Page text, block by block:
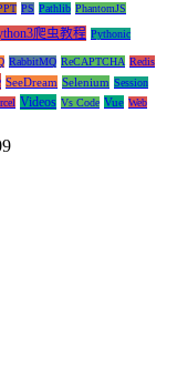
PS Pathlib PhantomJS
爬虫教程 Pythonic
RabbitMQ ReCAPTCHA Redis
SeeDream Selenium Session
Videos Vs Code Vue Web